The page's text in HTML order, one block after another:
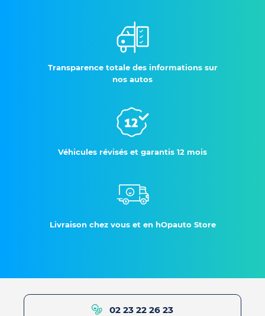
Transparence totale des informations sur
nos autos
Véhicules révisés et garantis 12 mois
Livraison chez vous et en hOpauto Store
02 23 22 26 23